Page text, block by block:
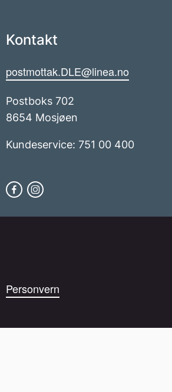
Kontakt
postmottak.DLE@linea.no
Postboks 702
8654 Mosjøen
Kundeservice: 751 00 400
Personvern